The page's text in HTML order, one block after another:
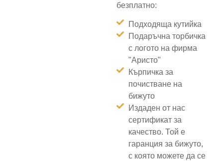
безплатно:
Подходяща кутийка
Подаръчна торбичка
с логото на фирма
"Аристо"
Кърпичка за
почистване на
бижуто
Издаден от нас
сертификат за
качество. Той е
гаранция за бижуто,
с която можете да се